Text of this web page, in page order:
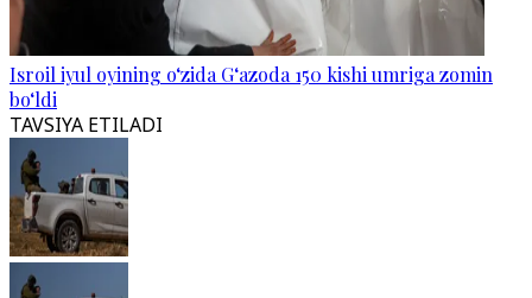
Isroil iyul oyining o‘zida G‘azoda 150 kishi umriga zomin
bo‘ldi
TAVSIYA ETILADI